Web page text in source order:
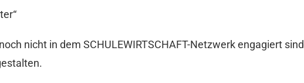
nicht in dem SCHULEWIRTSCHAFT-Netzwerk engagiert